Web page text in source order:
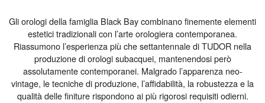
Gli orologi della famiglia Black Bay combinano finemente elementi
estetici tradizionali con l’arte orologiera contemporanea.
Riassumono l’esperienza più che settantennale di TUDOR nella
produzione di orologi subacquei, mantenendosi però
assolutamente contemporanei. Malgrado l’apparenza neo-
vintage, le tecniche di produzione, l’affidabilità, la robustezza e la
qualità delle finiture rispondono ai più rigorosi requisiti odierni.